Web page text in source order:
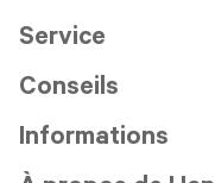
Service
Conseils
Informations